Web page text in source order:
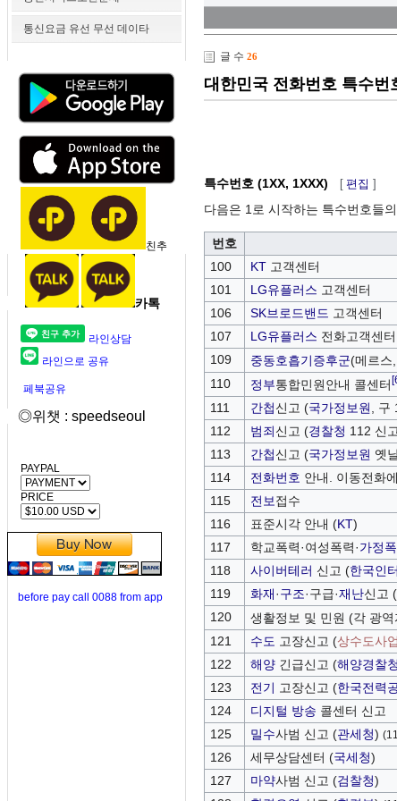
통신요금 유선 무선 데이타
친추
카톡
라인상담
라인으로 공유
페북공유
◎위챗 : speedseoul
PAYPAL
PRICE
before pay call 0088 from app
글 수 26
대한민국 전화번호 특수번
특수번호 (1XX, 1XXX) [ 편집 ]
다음은 1로 시작하는 특수번호들
번호
100
KT고객센터
101
LG유플러스 고객센터
106
SK브로드밴드 고객센터
107
LG유플러스 전화고객센터
109
중동호흡기증후군(메르스
110 정부통합민원안내 콜센터
111 간첩신고 (국가정보원 ,
112
범죄신고 (경찰청 112 신
113
간첩신고 (국가정보원 옛
114
전화번호 안내. 이동전화
115
전보접수
116
표준시각 안내 (KT)
117
학교폭력·여성폭력·가정
118 사이버테러 신고 (한국인
119 화재·구조·구급·재난신고 (
120
생활정보 및 민원 (각 광
121 수도 고장신고 (상수도사
122 해양긴급신고 (해양경찰청
123 전기 고장신고 (한국전력
124 디지털 방송 콜센터 신고
125
밀수사범 신고 (관세청)
126 세무상담센터 (국세청)
127
마약사범 신고 (검찰청)